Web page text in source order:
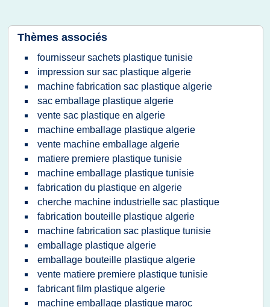
Thèmes associés
fournisseur sachets plastique tunisie
impression sur sac plastique algerie
machine fabrication sac plastique algerie
sac emballage plastique algerie
vente sac plastique en algerie
machine emballage plastique algerie
vente machine emballage algerie
matiere premiere plastique tunisie
machine emballage plastique tunisie
fabrication du plastique en algerie
cherche machine industrielle sac plastique
fabrication bouteille plastique algerie
machine fabrication sac plastique tunisie
emballage plastique algerie
emballage bouteille plastique algerie
vente matiere premiere plastique tunisie
fabricant film plastique algerie
machine emballage plastique maroc